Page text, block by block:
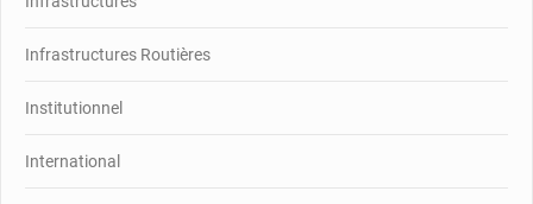
Infrastructures Routières
Institutionnel
International